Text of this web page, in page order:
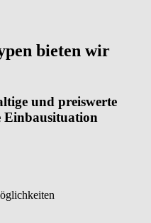
bieten wir
und preiswerte
Einbausituation